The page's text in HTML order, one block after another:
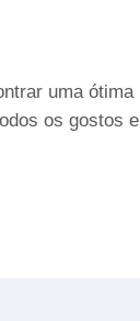
uma ótima
os gostos e